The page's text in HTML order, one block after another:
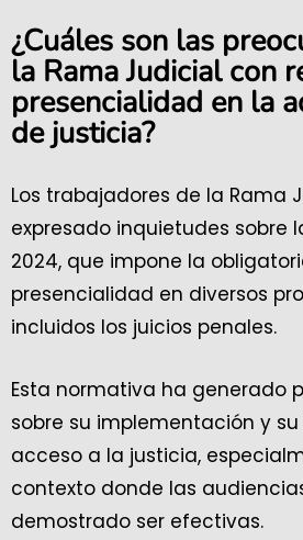
¿Cuáles son las
la Rama Judicial con
presencialidad en la
de justicia?
Los trabajadores de la Rama
expresado inquietudes sobre
2024, que impone la
presencialidad en diversos
incluidos los juicios penales.
Esta normativa ha generado
sobre su implementación y
acceso a la justicia,
contexto donde las
demostrado ser efectivas.